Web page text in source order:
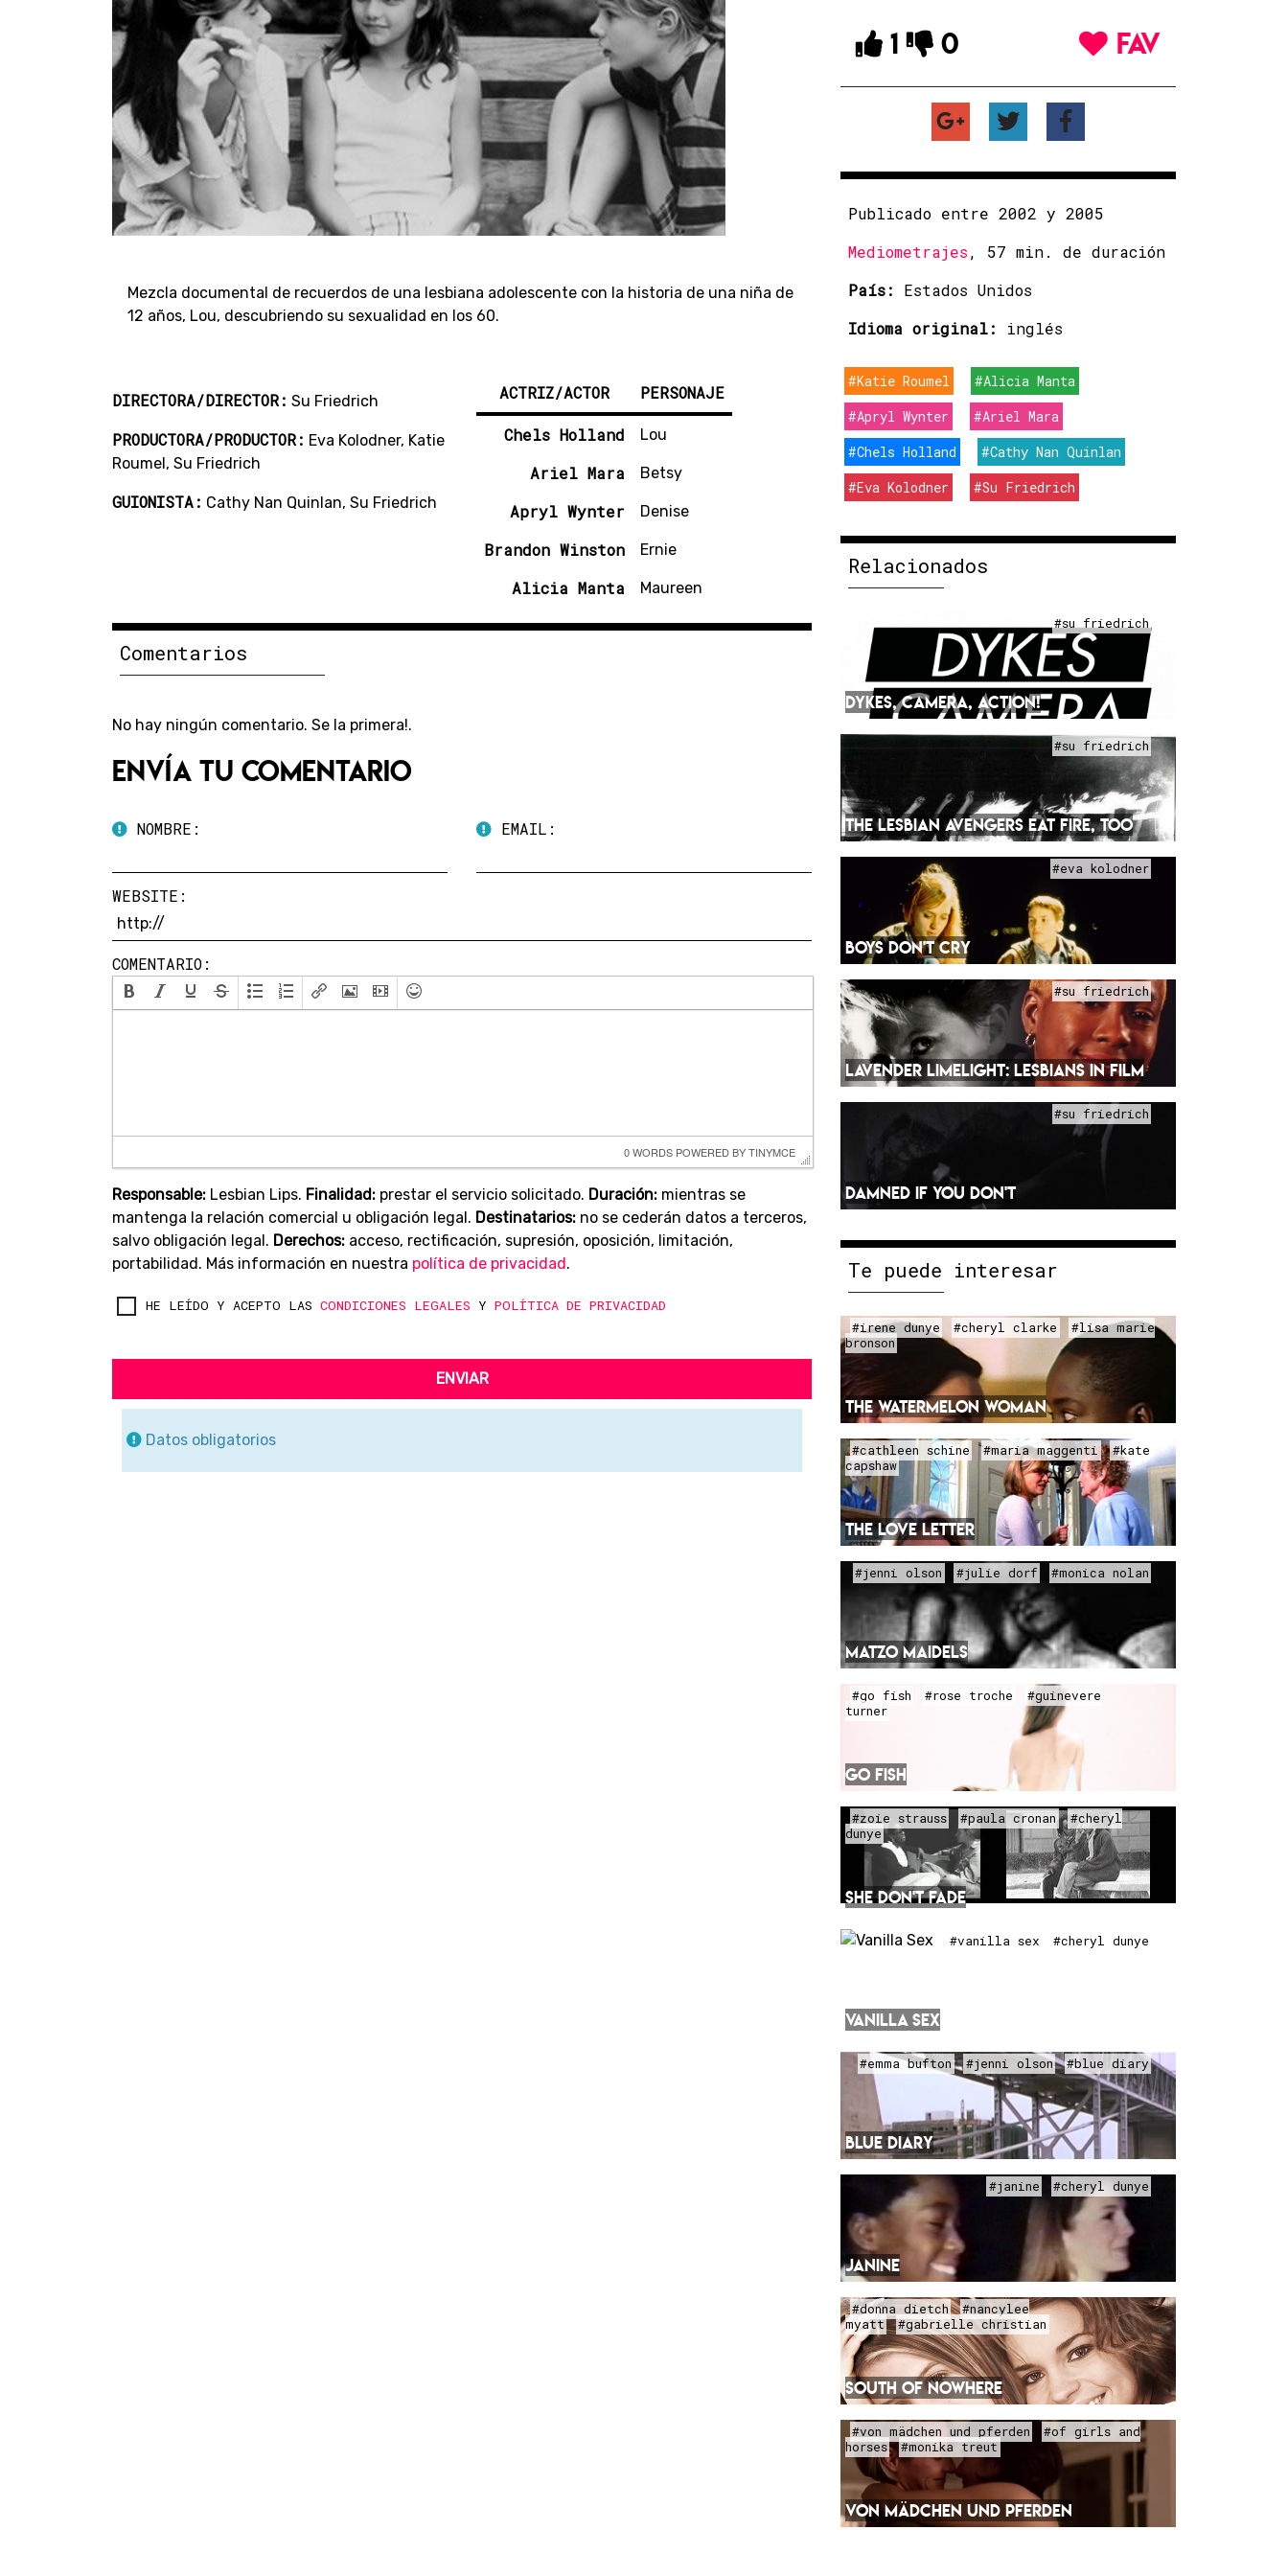
Mezcla documental de recuerdos de una lesbiana adolescente con la historia de una niña de
12 años, Lou, descubriendo su sexualidad en los 60.
DIRECTORA/DIRECTOR: Su Friedrich
PRODUCTORA/PRODUCTOR: Eva Kolodner, Katie
Roumel, Su Friedrich
GUIONISTA: Cathy Nan Quinlan, Su Friedrich
ACTRIZ/ACTOR PERSONAJE
Chels Holland Lou
Ariel Mara Betsy
Apryl Wynter Denise
Brandon Winston Ernie
Alicia Manta Maureen
Comentarios
No hay ningún comentario. Se la primera!.
Envía tu comentario
NOMBRE: EMAIL:
WEBSITE:
COMENTARIO:
0 WORDS POWERED BY TINYMCE
Responsable: Lesbian Lips. Finalidad: prestar el servicio solicitado. Duración: mientras se
mantenga la relación comercial u obligación legal. Destinatarios: no se cederán datos a terceros,
salvo obligación legal. Derechos: acceso, rectificación, supresión, oposición, limitación,
portabilidad. Más información en nuestra política de privacidad.
HE LEÍDO Y ACEPTO LAS CONDICIONES LEGALES Y POLÍTICA DE PRIVACIDAD
ENVIAR
Datos obligatorios
1 0 FAV
Publicado entre 2002 y 2005
Mediometrajes, 57 min. de duración
País: Estados Unidos
Idioma original: inglés
#Katie Roumel
#Alicia Manta
#Apryl Wynter
#Ariel Mara
#Chels Holland
#Cathy Nan Quinlan
#Eva Kolodner
#Su Friedrich
Relacionados
#su friedrich
DYKES, CAMERA, ACTION!
#su friedrich
THE LESBIAN AVENGERS EAT FIRE, TOO
#eva kolodner
BOYS DON'T CRY
#su friedrich
LAVENDER LIMELIGHT: LESBIANS IN FILM
#su friedrich
DAMNED IF YOU DON'T
Te puede interesar
#irene dunye #cheryl clarke
#lisa marie
bronson
THE WATERMELON WOMAN
#cathleen schine #maria maggenti
#kate
capshaw
THE LOVE LETTER
#jenni olson #julie dorf #monica nolan
MATZO MAIDELS
#go fish #rose troche
#guinevere
turner
GO FISH
#zoie strauss #paula cronan
#cheryl
dunye
SHE DON'T FADE
#vanilla sex #cheryl dunye
VANILLA SEX
#emma bufton #jenni olson #blue diary
BLUE DIARY
#janine #cheryl dunye
JANINE
#donna dietch
#nancylee
myatt
#gabrielle christian
SOUTH OF NOWHERE
#von mädchen und pferden
#of girls and
horses
#monika treut
VON MÄDCHEN UND PFERDEN